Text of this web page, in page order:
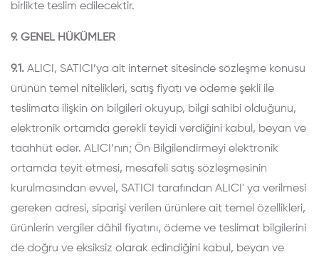
birlikte teslim edilecektir.
9. GENEL HÜKÜMLER
9.1. ALICI, SATICI’ya ait internet sitesinde sözleşme konusu
ürünün temel nitelikleri, satış fiyatı ve ödeme şekli ile
teslimata ilişkin ön bilgileri okuyup, bilgi sahibi olduğunu,
elektronik ortamda gerekli teyidi verdiğini kabul, beyan ve
taahhüt eder. ALICI’nın; Ön Bilgilendirmeyi elektronik
ortamda teyit etmesi, mesafeli satış sözleşmesinin
kurulmasından evvel, SATICI tarafından ALICI' ya verilmesi
gereken adresi, siparişi verilen ürünlere ait temel özellikleri,
ürünlerin vergiler dâhil fiyatını, ödeme ve teslimat bilgilerini
de doğru ve eksiksiz olarak edindiğini kabul, beyan ve